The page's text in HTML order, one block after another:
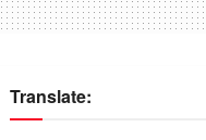
Translate: